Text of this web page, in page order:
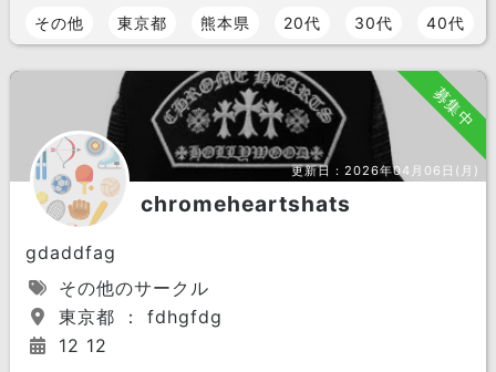
その他 東京都 熊本県 20代 30代 40代
募集中
更新日：2026年04月06日(月)
chromeheartshats
gdaddfag
その他のサークル
東京都 ： fdhgfdg
12 12